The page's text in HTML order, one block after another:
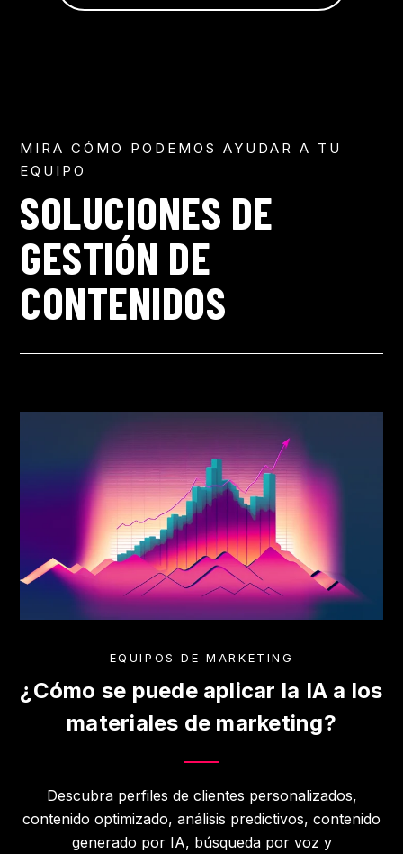
MIRA CÓMO PODEMOS AYUDAR A TU
EQUIPO
SOLUCIONES DE
GESTIÓN DE
CONTENIDOS
EQUIPOS DE MARKETING
¿Cómo se puede aplicar la IA a los
materiales de marketing?
Descubra perfiles de clientes personalizados,
contenido optimizado, análisis predictivos, contenido
generado por IA, búsqueda por voz y